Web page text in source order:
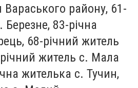
Вараського району, 61-
Березне, 83-річна
, 68-річний житель
житель с. Мала
жителька с. Тучин,